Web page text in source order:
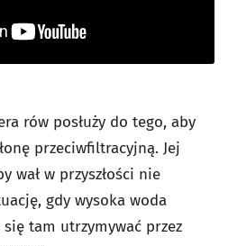
rów posłuży do tego, aby
przeciwfiltracyjną. Jej
wał w przyszłości nie
gdy wysoka woda
tam utrzymywać przez